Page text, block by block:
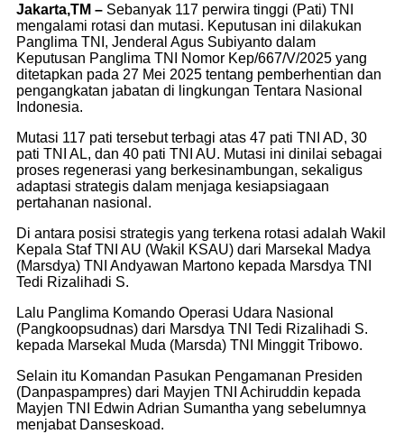
Jakarta,TM – Sebanyak 117 perwira tinggi (Pati) TNI
mengalami rotasi dan mutasi. Keputusan ini dilakukan
Panglima TNI, Jenderal Agus Subiyanto dalam
Keputusan Panglima TNI Nomor Kep/667/V/2025 yang
ditetapkan pada 27 Mei 2025 tentang pemberhentian dan
pengangkatan jabatan di lingkungan Tentara Nasional
Indonesia.
Mutasi 117 pati tersebut terbagi atas 47 pati TNI AD, 30
pati TNI AL, dan 40 pati TNI AU. Mutasi ini dinilai sebagai
proses regenerasi yang berkesinambungan, sekaligus
adaptasi strategis dalam menjaga kesiapsiagaan
pertahanan nasional.
Di antara posisi strategis yang terkena rotasi adalah Wakil
Kepala Staf TNI AU (Wakil KSAU) dari Marsekal Madya
(Marsdya) TNI Andyawan Martono kepada Marsdya TNI
Tedi Rizalihadi S.
Lalu Panglima Komando Operasi Udara Nasional
(Pangkoopsudnas) dari Marsdya TNI Tedi Rizalihadi S.
kepada Marsekal Muda (Marsda) TNI Minggit Tribowo.
Selain itu Komandan Pasukan Pengamanan Presiden
(Danpaspampres) dari Mayjen TNI Achiruddin kepada
Mayjen TNI Edwin Adrian Sumantha yang sebelumnya
menjabat Danseskoad.